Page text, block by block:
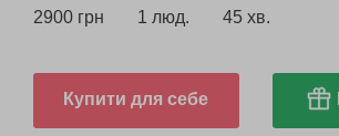
2900 грн 1 люд. 45 хв.
Купити для себе